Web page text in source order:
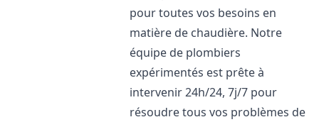
pour toutes vos besoins en
matière de chaudière. Notre
équipe de plombiers
expérimentés est prête à
intervenir 24h/24, 7j/7 pour
résoudre tous vos problèmes de